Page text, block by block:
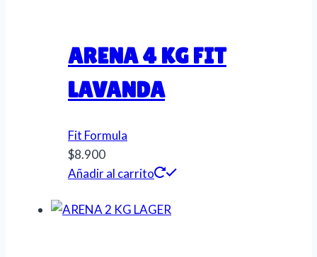
ARENA 4 KG FIT
LAVANDA
Fit Formula
$8.900
Añadir al carrito